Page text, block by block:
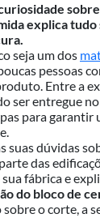
explica
seja um dos
pessoas
Entre a
ser entregue no
para
suas dúvidas
das
fábrica e
do bloco de
o corte, a